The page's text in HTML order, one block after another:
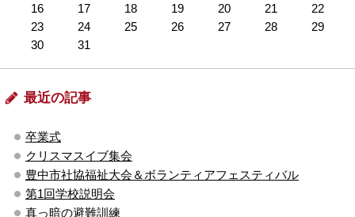
16
17 18 19 20 21
22
23
24 25 26 27 28
29
30
31
最近の記事
卒業式
クリスマスイブ集会
豊中市社協福祉大会＆ボランティアフェスティバル
第1回学校説明会
真っ暗の避難訓練